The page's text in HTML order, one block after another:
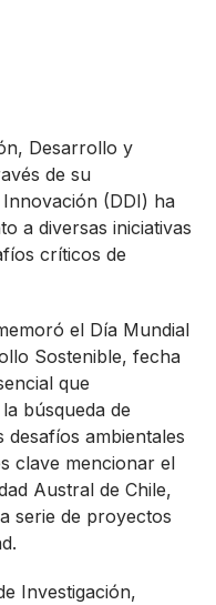
Desarrollo y
de su
(DDI) ha
a diversas iniciativas
críticos de
el Día Mundial
Sostenible, fecha
que
búsqueda de
ambientales
clave mencionar el
Austral de Chile,
serie de proyectos
Investigación,